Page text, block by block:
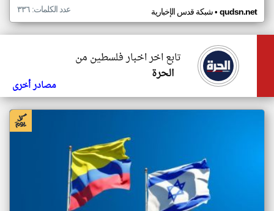
شبكة قدس الإخبارية• qudsn.net عدد الكلمات: ٣٣٦
تابع اخر اخبار فلسطين من
الحرة
مصادر أخرى